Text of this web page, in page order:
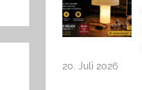
20. Juli 2026